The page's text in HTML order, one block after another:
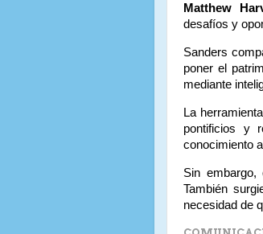
Matthew
desafíos y
Sanders
poner el
mediante
La
pontificios y
conocimiento
Sin embargo,
También
necesidad de